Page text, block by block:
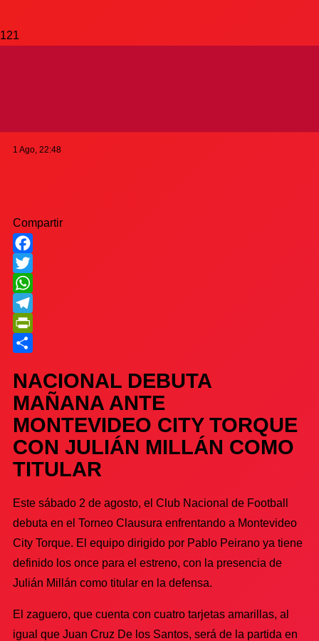
1 Ago, 22:48
Compartir
Facebook
Twitter
WhatsApp
Telegram
PrintFriendly
NACIONAL DEBUTA
MAÑANA ANTE
MONTEVIDEO CITY TORQUE
CON JULIÁN MILLÁN COMO
TITULAR
Este sábado 2 de agosto, el Club Nacional de Football
debuta en el Torneo Clausura enfrentando a Montevideo
City Torque. El equipo dirigido por Pablo Peirano ya tiene
definido los once para el estreno, con la presencia de
Julián Millán como titular en la defensa.
El zaguero, que cuenta con cuatro tarjetas amarillas, al
igual que Juan Cruz De los Santos, será de la partida en